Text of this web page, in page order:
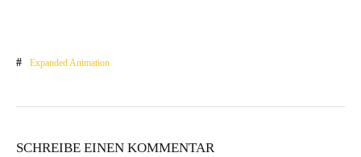
Expanded Animation
SCHREIBE EINEN KOMMENTAR